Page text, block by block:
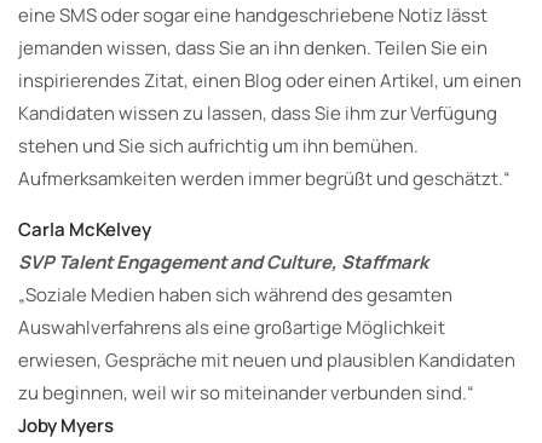
eine SMS oder sogar eine handgeschriebene Notiz lässt
jemanden wissen, dass Sie an ihn denken. Teilen Sie ein
inspirierendes Zitat, einen Blog oder einen Artikel, um einen
Kandidaten wissen zu lassen, dass Sie ihm zur Verfügung
stehen und Sie sich aufrichtig um ihn bemühen.
Aufmerksamkeiten werden immer begrüßt und geschätzt.“
Carla McKelvey
SVP Talent Engagement and Culture, Staffmark
„Soziale Medien haben sich während des gesamten
Auswahlverfahrens als eine großartige Möglichkeit
erwiesen, Gespräche mit neuen und plausiblen Kandidaten
zu beginnen, weil wir so miteinander verbunden sind.“
Joby Myers